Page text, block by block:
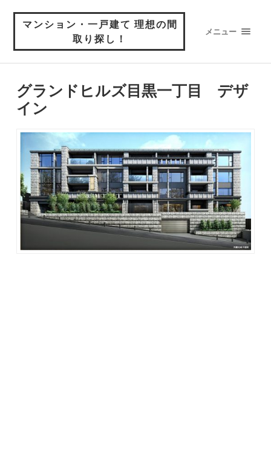
マンション・一戸建て 理想の間
取り探し！
メニュー
グランドヒルズ目黒一丁目 デザ
イン